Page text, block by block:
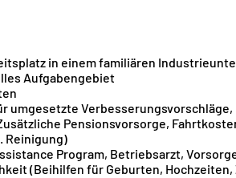
in einem familiären
Aufgabengebiet
umgesetzte Verbesserungsvorschläge,
Pensionsvorsorge,
Reinigung)
Program, Betriebsarzt,
(Beihilfen für Geburten,